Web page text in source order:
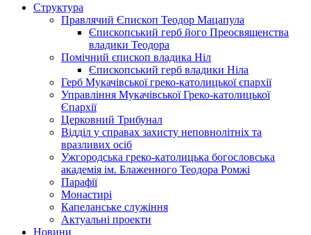
Структура
Правлячий Єпископ Теодор Мацапула
Єпископський герб його Преосвященства
владики Теодора
Помічний єпископ владика Ніл
Єпископський герб владики Ніла
Герб Мукачівської греко-католицької єпархії
Управління Мукачівської Греко-католицької
Єпархії
Церковний Трибунал
Відділ у справах захисту неповнолітніх та
вразливих осіб
Ужгородська греко-католицька богословська
академія ім. Блаженного Теодора Ромжі
Парафії
Монастирі
Капеланське служіння
Актуальні проекти
Новини